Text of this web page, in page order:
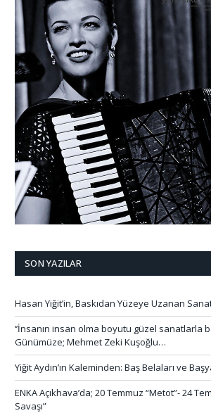
SON YAZILAR
Hasan Yiğit’in, Baskıdan Yüzeye Uzanan
‘’İnsanın insan olma boyutu güzel sanatlarla
Günümüze; Mehmet Zeki Kuşoğlu…
Yiğit Aydın’ın Kaleminden: Baş Belaları ve
ENKA Açıkhava’da; 20 Temmuz “Metot”- 24
Savaşı”